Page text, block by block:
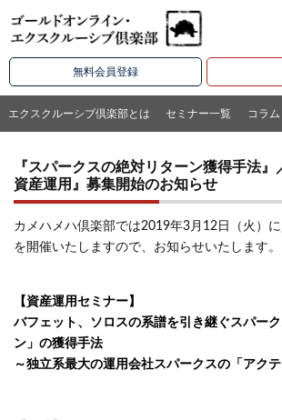
無料会員登録
エクスクルーシブ倶楽部とは セミナー一覧 コラム
『スパークスの絶対リターン獲得手法』
資産運用』募集開始のお知らせ
カメハメハ倶楽部では2019年3月12日（火）
を開催いたしますので、お知らせいたします。
【資産運用セミナー】
バフェット、ソロスの系譜を引き継ぐスパー
ン」の獲得手法
～独立系最大の運用会社スパークスの「アク